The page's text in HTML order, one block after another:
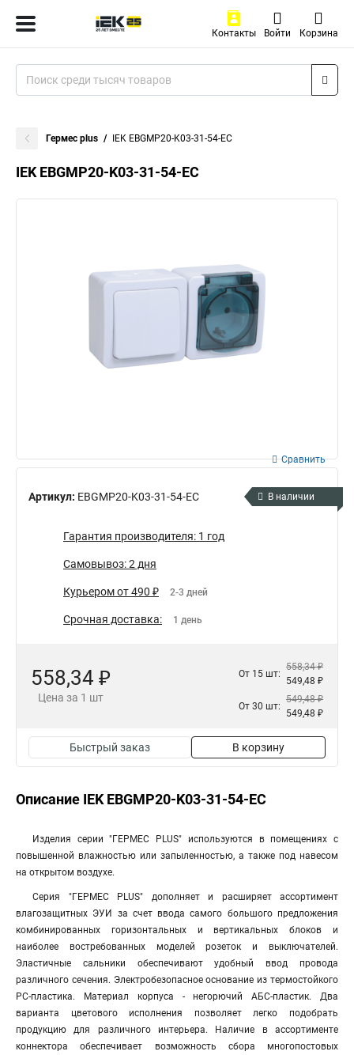
Контакты Войти Корзина
Гермес plus IEK EBGMP20-K03-31-54-EC
IEK EBGMP20-K03-31-54-EC
Артикул: EBGMP20-K03-31-54-EC
Сравнить
В наличии
Гарантия производителя: 1 год
Самовывоз: 2 дня
Курьером от 490 ₽ 2-3 дней
Срочная доставка: 1 день
558,34 ₽
Цена за 1 шт
От 15 шт:
558,34 ₽
549,48 ₽
От 30 шт:
549,48 ₽
549,48 ₽
Быстрый заказ В корзину
Описание IEK EBGMP20-K03-31-54-EC
Изделия серии "ГЕРМЕС PLUS" используются в помещениях с
повышенной влажностью или запыленностью, а также под навесом
на открытом воздухе.
Серия "ГЕРМЕС PLUS" дополняет и расширяет ассортимент
влагозащитных ЭУИ за счет ввода самого большого предложения
комбинированных горизонтальных и вертикальных блоков и
наиболее востребованных моделей розеток и выключателей.
Эластичные сальники обеспечивают удобный ввод провода
различного сечения. Электробезопасное основание из термостойкого
PC-пластика. Материал корпуса - негорючий АБС-пластик. Два
варианта цветового исполнения позволяет легко подобрать
продукцию для различного интерьера. Наличие в ассортименте
коннектора обеспечивает возможность сбора многопостовых